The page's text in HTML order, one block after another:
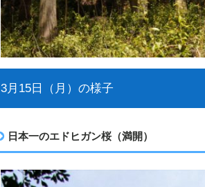
3月15日（月）の様子
日本一のエドヒガン桜（満開）